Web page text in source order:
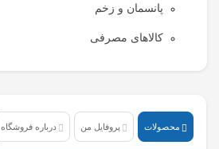
پانسمان و زخم
کالاهای مصرفی
محصولات پروفایل من درباره فروشگاه